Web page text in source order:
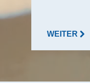
WEITER